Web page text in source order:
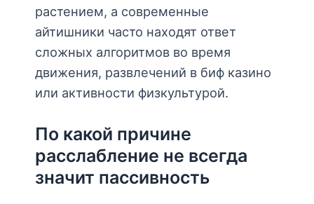
растением, а современные
айтишники часто находят ответ
сложных алгоритмов во время
движения, развлечений в биф казино
или активности физкультурой.
По какой причине
расслабление не всегда
значит пассивность